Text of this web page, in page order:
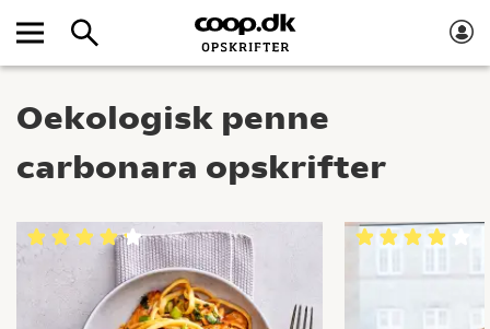
Oekologisk penne
carbonara opskrifter